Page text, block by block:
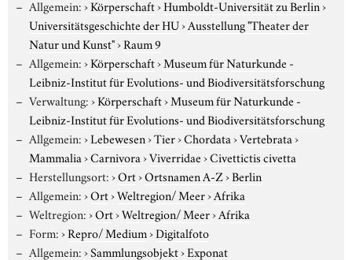
Allgemein:›Körperschaft›Humboldt-Universität zu Berlin›
Universitätsgeschichte der HU›Ausstellung "Theater der
Natur und Kunst"›Raum 9
Allgemein:›Körperschaft›Museum für Naturkunde -
Leibniz-Institut für Evolutions- und Biodiversitätsforschung
Verwaltung:›Körperschaft›Museum für Naturkunde -
Leibniz-Institut für Evolutions- und Biodiversitätsforschung
Allgemein:›Lebewesen›Tier›Chordata›Vertebrata›
Mammalia›Carnivora›Viverridae›Civettictis civetta
Herstellungsort:›Ort›Ortsnamen A-Z›Berlin
Allgemein:›Ort›Weltregion/ Meer›Afrika
Weltregion:›Ort›Weltregion/ Meer›Afrika
Form:›Repro/ Medium›Digitalfoto
Allgemein:›Sammlungsobjekt›Exponat